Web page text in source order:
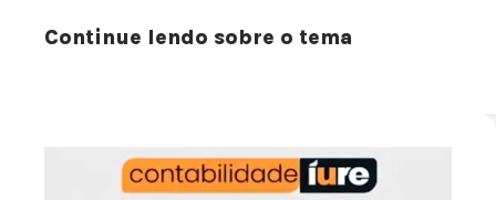
Continue lendo sobre o tema